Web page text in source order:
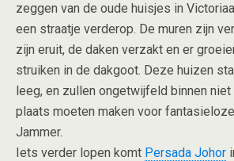
zeggen van de oude huisjes in
een straatje verderop. De muren zijn
zijn eruit, de daken verzakt en er
struiken in de dakgoot. Deze huizen
leeg, en zullen ongetwijfeld binnen
plaats moeten maken voor
Jammer.
Iets verder lopen komt Persada Johor